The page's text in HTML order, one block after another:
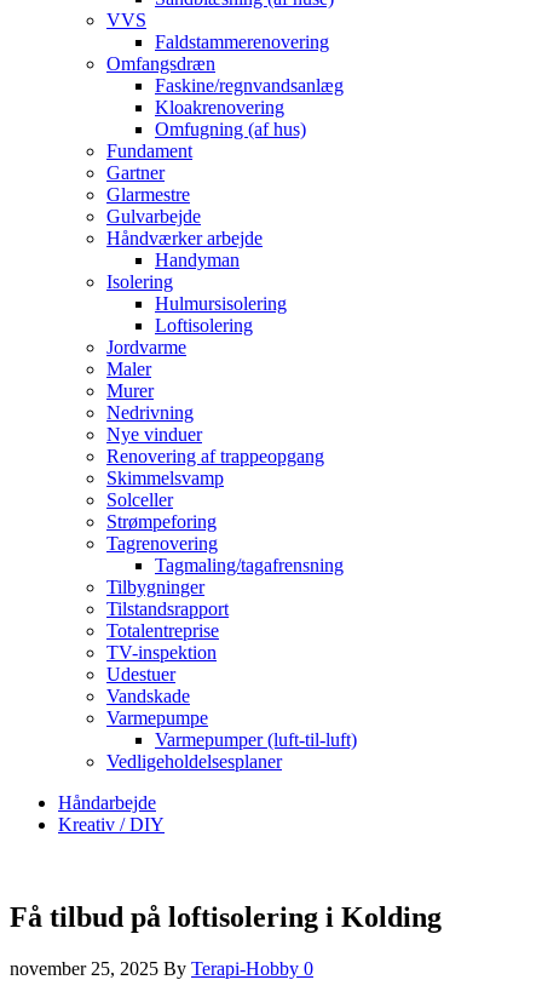
VVS
Faldstammerenovering
Omfangsdræn
Faskine/regnvandsanlæg
Kloakrenovering
Omfugning (af hus)
Fundament
Gartner
Glarmestre
Gulvarbejde
Håndværker arbejde
Handyman
Isolering
Hulmursisolering
Loftisolering
Jordvarme
Maler
Murer
Nedrivning
Nye vinduer
Renovering af trappeopgang
Skimmelsvamp
Solceller
Strømpeforing
Tagrenovering
Tagmaling/tagafrensning
Tilbygninger
Tilstandsrapport
Totalentreprise
TV-inspektion
Udestuer
Vandskade
Varmepumpe
Varmepumper (luft-til-luft)
Vedligeholdelsesplaner
Håndarbejde
Kreativ / DIY
Få tilbud på loftisolering i Kolding
november 25, 2025 By Terapi-Hobby 0